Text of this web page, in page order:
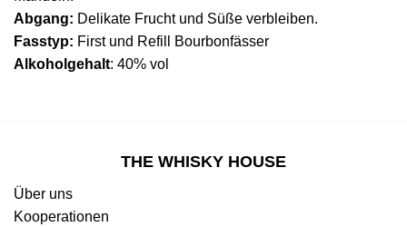
Abgang: Delikate Frucht und Süße verbleiben.
Fasstyp: First und Refill Bourbonfässer
Alkoholgehalt: 40% vol
THE WHISKY HOUSE
Über uns
Kooperationen